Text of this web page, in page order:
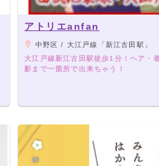
アトリエanfan
中野区 / 大江戸線「新江古田駅」 A2出
大江戸線新江古田駅徒歩1分！ヘア・
影まで一箇所で出来ちゃう！